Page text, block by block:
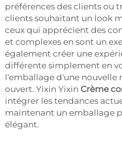
préférences des clients ou
clients souhaitant un look
ceux qui apprécient des
et complexes en sont un
également créer une
différente simplement en
l'emballage d'une nouvelle
ouvert. Yixin Yixin Crème
intégrer les tendances
maintenant un emballage
élégant.